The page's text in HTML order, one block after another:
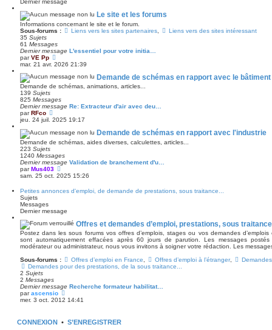
s
a
g
e
e
r
i
e
e
s
g
e
Dernier message
Le site et les forums
Informations concernant le site et le forum.
Sous-forums :
Liens vers les sites partenaires,
Liens vers des sites intéressant
35 Sujets
61 Messages
Dernier message L'essentiel pour votre initia…
parVE Pp
o
r
e
e
r
n
i
e
m
s
s
a
g
mar. 21 avr. 2026 21:39
Demande de schémas en rapport avec le bâtiment
Demande de schémas, animations, articles...
139 Sujets
825 Messages
Dernier message Re: Extracteur d'air avec deu…
parRFco
o
r
e
e
r
n
r
s
a
g
e
jeu. 24 juil. 2025 19:17
Demande de schémas en rapport avec l'industrie
Demande de schémas, aides diverses, calculettes, articles...
223 Sujets
1240 Messages
Dernier message Validation de branchement d'u…
parMus403
o
l
e
r
i
e
r
e
s
g
e
sam. 25 oct. 2025 15:26
Petites annonces d'emploi, de demande de prestations, sous traitance...
Sujets
Messages
Dernier message
Offres et demandes d’emploi, prestations, sous
Postez dans les sous forums vos offres d’emplois, stages ou vos demandes
sont automatiquement effacées après 60 jours de parution. Les messages
modérateur ou administrateur, nous vous invitons à soigner votre rédaction. Les
Sous-forums :
Offres d’emploi en France Offres d’emploi à l’étranger,
Demandes pour des prestations, de la sous traitance...
2 Sujets
2 Messages
Dernier message Recherche formateur habilitat…
parascensio
o
l
e
mer. 3 oct. 2012 14:41
CONNEXION • S’ENREGISTRER